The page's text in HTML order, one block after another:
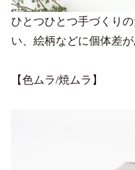
ひとつひとつ手づくり
い、絵柄などに個体差が
【色ムラ/焼ムラ】